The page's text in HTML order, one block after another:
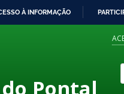
À INFORMAÇÃO
Pontal